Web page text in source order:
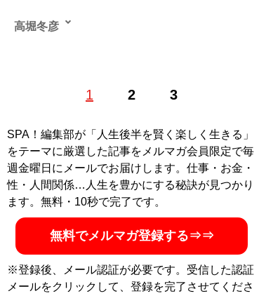
1 2 3
高堀冬彦
ポーツニッポン新聞の文化部専門委員(放送記者クラ
立。放送批評誌「ＧＡＬＡＣ」前編集委員
記事一覧へ
SPA！編集部が「人生後半を賢く楽しく生きる」
をテーマに厳選した記事をメルマガ会員限定で毎
週金曜日にメールでお届けします。仕事・お金・
性・人間関係…人生を豊かにする秘訣が見つかり
ます。無料・10秒で完了です。
無料でメルマガ登録する⇒⇒
※登録後、メール認証が必要です。受信した認証
メールをクリックして、登録を完了させてくださ